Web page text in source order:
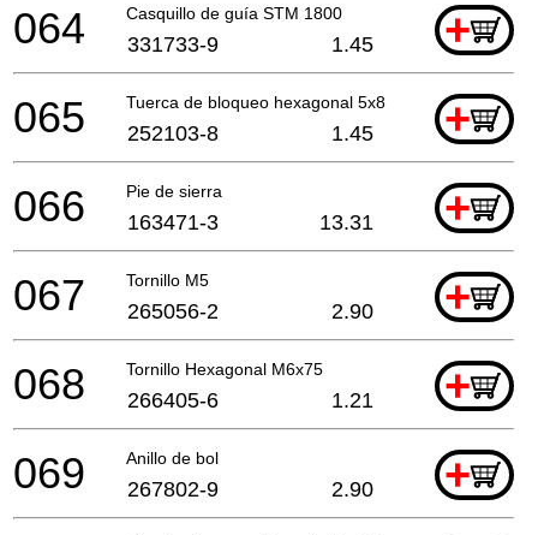
Casquillo de guía STM 1800 +
064 331733-9 1.45
Tuerca de bloqueo hexagonal 5x8 +
065 252103-8 1.45
Pie de sierra +
066 163471-3 13.31
Tornillo M5 +
067 265056-2 2.90
Tornillo Hexagonal M6x75 +
068 266405-6 1.21
Anillo de bol +
069 267802-9 2.90